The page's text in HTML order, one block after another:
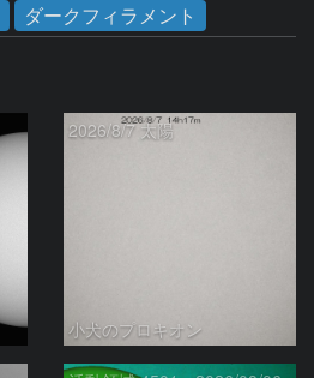
ダークフィラメント
2026/8/7 太陽
小犬のプロキオン